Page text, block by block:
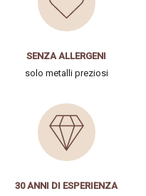
SENZA ALLERGENI
solo metalli preziosi
30 ANNI DI ESPERIENZA